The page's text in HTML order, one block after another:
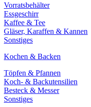
Vorratsbehälter
Essgeschirr
Kaffee & Tee
Gläser, Karaffen & Kannen
Sonstiges
Kochen & Backen
Töpfen & Pfannen
Koch- & Backutensilien
Besteck & Messer
Sonstiges